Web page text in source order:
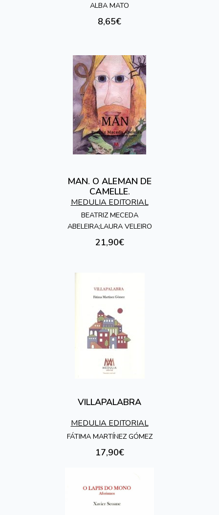
ALBA MATO
8,65€
MAN. O ALEMAN DE
CAMELLE.
MEDULIA EDITORIAL
BEATRIZ MECEDA
ABELEIRA;LAURA VELEIRO
21,90€
VILLAPALABRA
MEDULIA EDITORIAL
FÁTIMA MARTÍNEZ GÓMEZ
17,90€